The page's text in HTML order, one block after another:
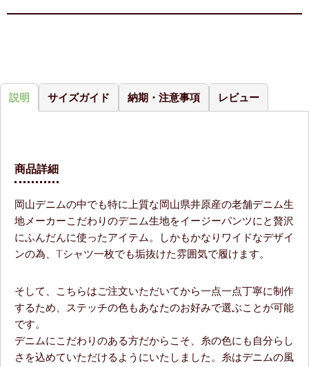
説明 サイズガイド 納期・注意事項 レビュー
商品詳細
岡山デニムの中でも特に上質な岡山県井原産の老舗デニム生
地メーカーこだわりのデニム生地をイージーパンツにと贅沢
にふんだんに使ったアイテム。しかもかなりワイドなデザイ
ンの為、Tシャツ一枚でも垢抜けた雰囲気で履けます。
そして、こちらはご注文いただいてから一点一点丁寧に制作
するため、ステッチの色もあなたのお好みで選ぶことが可能
です。
デニムにこだわりのある方だからこそ、糸の色にも自分らし
さを込めていただけるようにいたしました。糸はデニムの風